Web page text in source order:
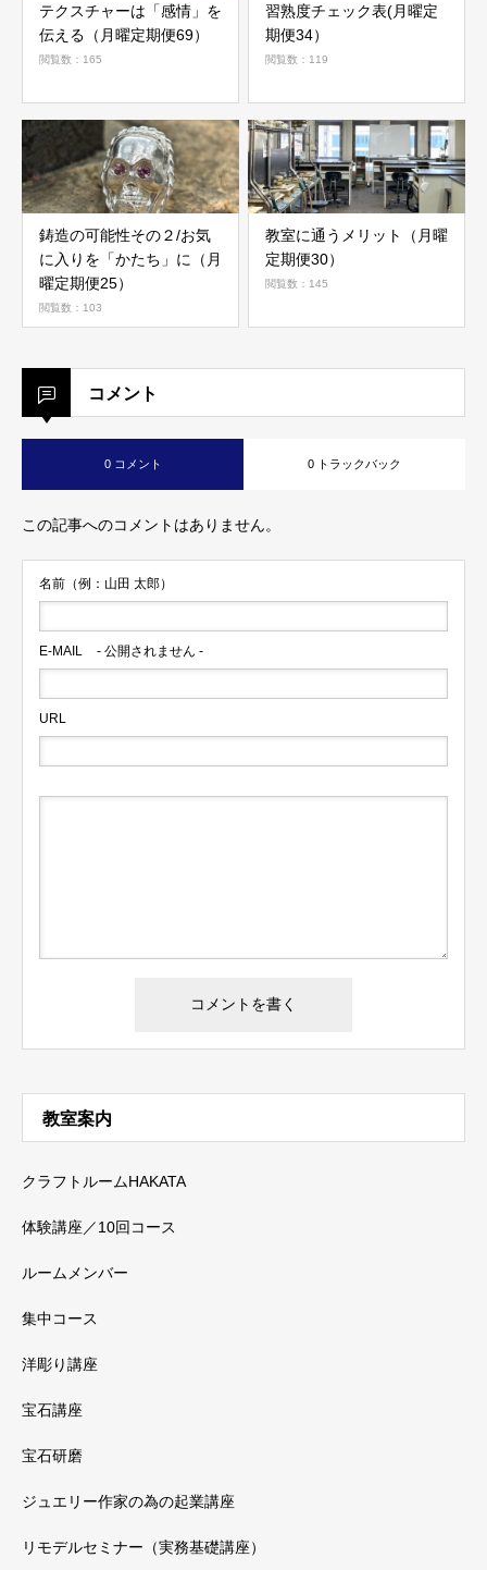
テクスチャーは「感情」を
伝える（月曜定期便69）
閲覧数：165
習熟度チェック表(月曜定
期便34）
閲覧数：119
鋳造の可能性その２/お気
に入りを「かたち」に（月
曜定期便25）
閲覧数：103
教室に通うメリット（月曜
定期便30）
閲覧数：145
コメント
0 コメント 0 トラックバック
この記事へのコメントはありません。
名前（例：山田 太郎）
E-MAIL - 公開されません -
URL
教室案内
クラフトルームHAKATA
体験講座／10回コース
ルームメンバー
集中コース
洋彫り講座
宝石講座
宝石研磨
ジュエリー作家の為の起業講座
リモデルセミナー（実務基礎講座）